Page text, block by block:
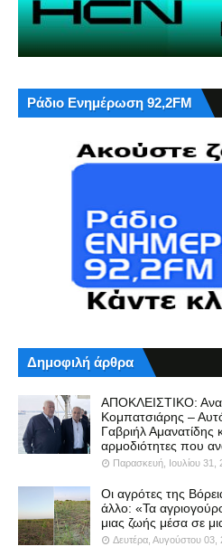
Ράδιο Ενημέρωση 92,2FM
Δημοφιλή άρθρα
ΑΠΟΚΛΕΙΣΤΙΚΟ:
Κομπατσιάρης –
Γαβριήλ Αμανατίδης
αρμοδιότητες που
Παρασκευή, Ιουλίου 31,
Οι αγρότες της
άλλο: «Τα
μιας ζωής μέσα σε
Δευτέρα, Αυγούστου 03,